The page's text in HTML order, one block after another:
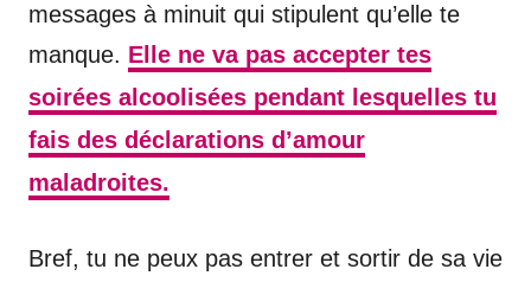
messages à minuit qui stipulent qu’elle te
manque. Elle ne va pas accepter tes
soirées alcoolisées pendant lesquelles tu
fais des déclarations d’amour
maladroites.
Bref, tu ne peux pas entrer et sortir de sa vie